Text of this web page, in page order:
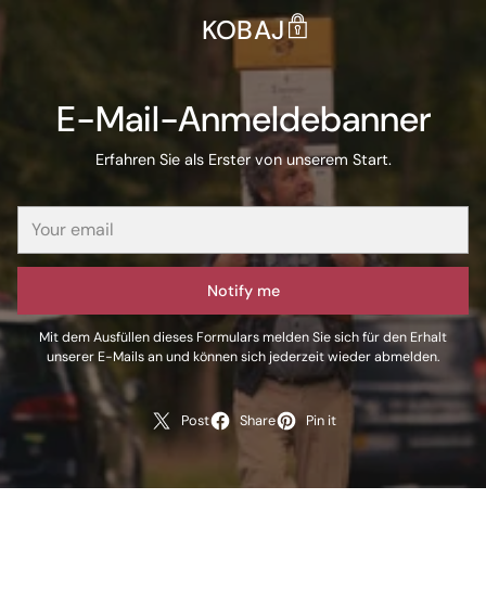
KOBAJ
E-Mail-Anmeldebanner
Erfahren Sie als Erster von unserem Start.
Notify me
Mit dem Ausfüllen dieses Formulars melden Sie sich für den Erhalt
unserer E-Mails an und können sich jederzeit wieder abmelden.
Post Share Pin it